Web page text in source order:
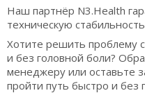
Наш партнёр N3.Health
техническую
Хотите решить проблему
и без головной боли?
менеджеру или оставьте
пройти путь быстро и без